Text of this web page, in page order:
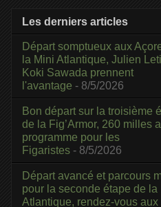
Les derniers articles
Départ somptueux aux
la Mini Atlantique, Julien
Koki Sawada prennent
l'avantage - 8/5/2026
Bon départ sur la troisième
de la Fig’Armor, 260 milles
programme pour les
Figaristes - 8/5/2026
Départ avancé et parcours
pour la seconde étape de la
Atlantique, rendez-vous